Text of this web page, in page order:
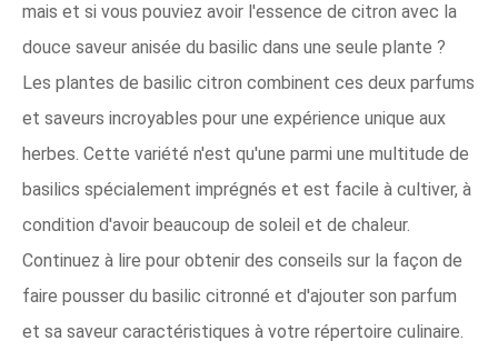
mais et si vous pouviez avoir l'essence de citron avec la
douce saveur anisée du basilic dans une seule plante ?
Les plantes de basilic citron combinent ces deux parfums
et saveurs incroyables pour une expérience unique aux
herbes. Cette variété n'est qu'une parmi une multitude de
basilics spécialement imprégnés et est facile à cultiver, à
condition d'avoir beaucoup de soleil et de chaleur.
Continuez à lire pour obtenir des conseils sur la façon de
faire pousser du basilic citronné et d'ajouter son parfum
et sa saveur caractéristiques à votre répertoire culinaire.